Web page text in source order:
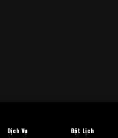
Đặt Lịch
Dịch Vụ